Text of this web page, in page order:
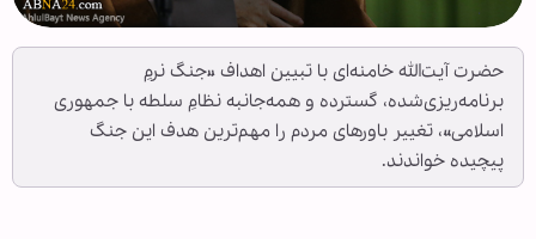
حضرت آیت‌الله خامنه‌ای با تبیین اهداف «جنگ نرمِ
برنامه‌ریزی‌شده، گسترده و همه‌جانبه نظامِ سلطه با جمهوری
اسلامی»، تغییر باورهای مردم را مهم‌ترین هدف این جنگ
پیچیده خواندند.